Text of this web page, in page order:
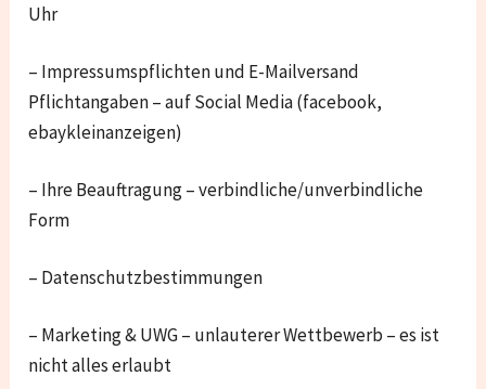
Uhr
– Impressumspflichten und E-Mailversand
Pflichtangaben – auf Social Media (facebook,
ebaykleinanzeigen)
– Ihre Beauftragung – verbindliche/unverbindliche
Form
– Datenschutzbestimmungen
– Marketing & UWG – unlauterer Wettbewerb – es ist
nicht alles erlaubt